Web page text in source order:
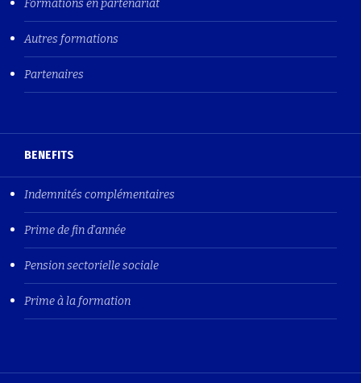
Formations en partenariat
Autres formations
Partenaires
BENEFITS
Indemnités complémentaires
Prime de fin d'année
Pension sectorielle sociale
Prime à la formation